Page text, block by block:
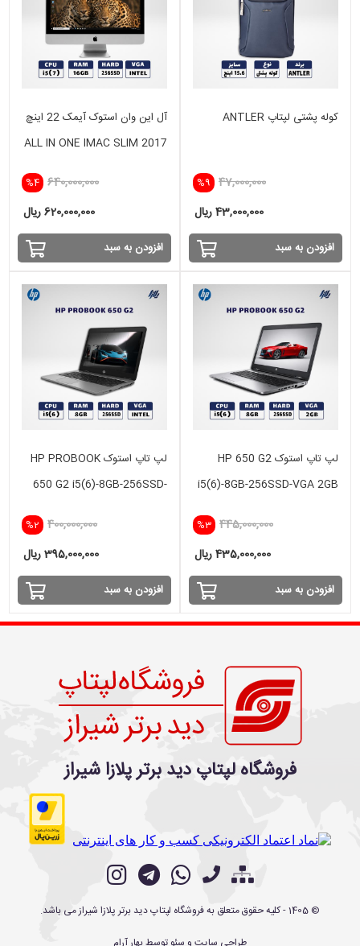
کوله پشتی لپتاپ ANTLER
%9 47,000,000
43,000,000 ریال
افزودن به سبد
آل این وان استوک آیمک 22 اینچ
ALL IN ONE IMAC SLIM 2017
i5(7) -16GB - 256 GB SSD-
%4 640,000,000
620,000,000 ریال
افزودن به سبد
لپ تاپ استوک HP 650 G2
i5(6)-8GB-256SSD-VGA 2GB
%3 445,000,000
435,000,000 ریال
افزودن به سبد
لپ تاپ استوک HP PROBOOK
650 G2 i5(6)-8GB-256SSD-
%2 400,000,000
395,000,000 ریال
افزودن به سبد
فروشگاه لپتاپ دید برتر پلازا شیراز
©
1405- کلیه حقوق متعلق بهفروشگاه لپتاپ دید برتر پلازا شیرازمی باشد.
طراحی سایت و سئو توسطبهار آرام